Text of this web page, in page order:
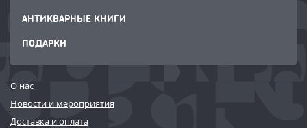
АНТИКВАРНЫЕ КНИГИ
ПОДАРКИ
О нас
Новости и мероприятия
Доставка и оплата